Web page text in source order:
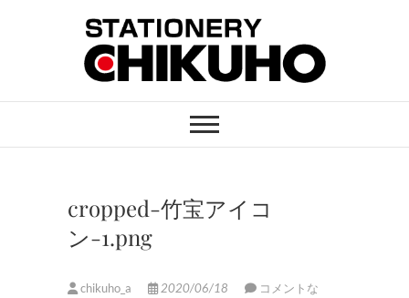
STATIONERY
CHIKUHO
cropped-竹宝アイコ
ン-1.png
chikuho_a 2020/06/18
コメントな